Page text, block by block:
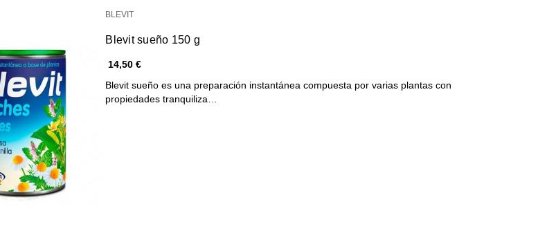
BLEVIT
Blevit sueño 150 g
14,50 €
Blevit sueño es una preparación instantánea compuesta por varias plantas con
propiedades tranquiliza…